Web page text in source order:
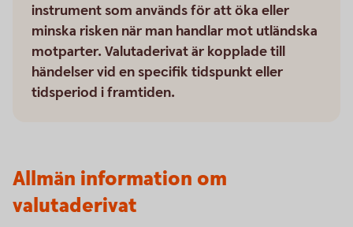
instrument som används för att öka eller
minska risken när man handlar mot utländska
motparter. Valutaderivat är kopplade till
händelser vid en specifik tidspunkt eller
tidsperiod i framtiden.
Allmän information om
valutaderivat